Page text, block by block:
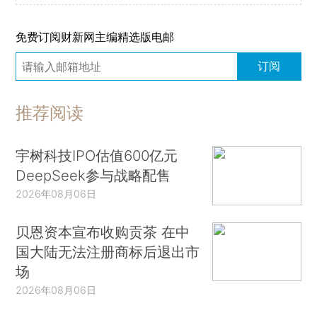
免费订阅财新网主编精选版电邮
订阅
推荐阅读
宇树科技IPO估值600亿元
DeepSeek参与战略配售
2026年08月06日
贝恩资本宣布收购贡茶 在中
国大陆无法注册商标后退出市
场
2026年08月06日